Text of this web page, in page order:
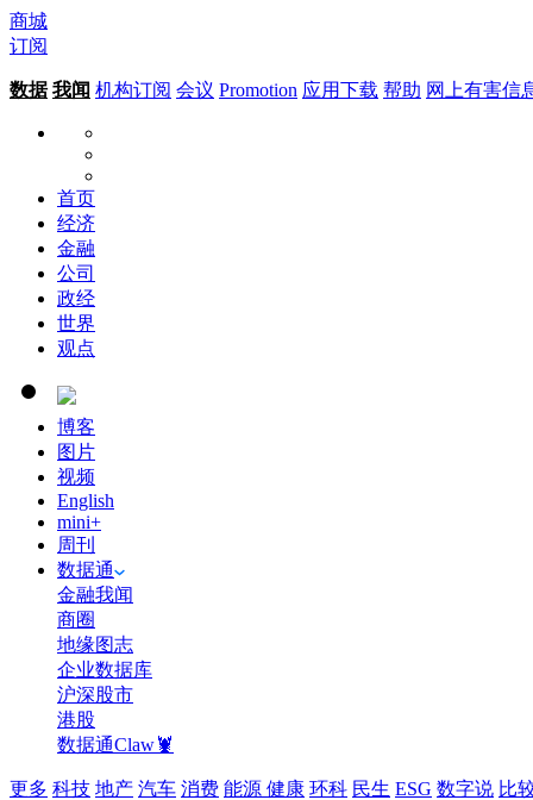
商城
订阅
数据 我闻 机构订阅 会议 Promotion 应用下载 帮助 网上有害信
首页
经济
金融
公司
政经
世界
观点
博客
图片
视频
English
mini+
周刊
数据通
金融我闻
商圈
地缘图志
企业数据库
沪深股市
港股
数据通Claw🦞
更多 科技 地产 汽车 消费 能源 健康 环科 民生 ESG 数字说 比